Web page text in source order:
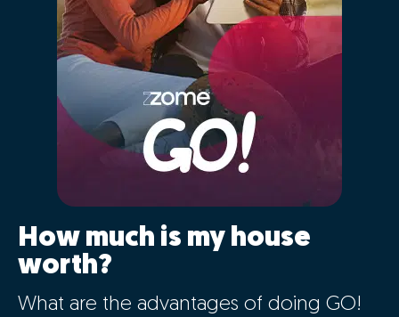
How much is my house
worth?
What are the advantages of doing GO!